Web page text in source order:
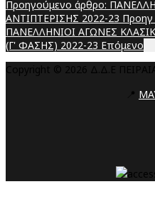
Προηγούμενο άρθρο:
ΑΝΤΙΠΤΕΡΙΣΗΣ 2022-23 Προηγ
ΠΑΝΕΛΛΗΝΙΟΙ ΑΓΩΝΕΣ
(Γ' ΦΑΣΗΣ) 2022-23 Επόμενο
Copyright © 2026 Δ.Δ.Ε
📍